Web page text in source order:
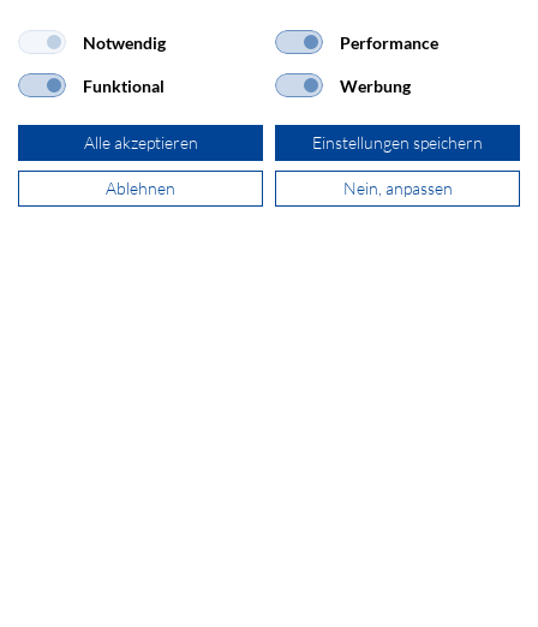
ADRESSE
Postfach 43000
+43 800 29 37 58
Notwendig Performance
Funktional Werbung
Alle akzeptieren Einstellungen speichern
Ablehnen Nein, anpassen